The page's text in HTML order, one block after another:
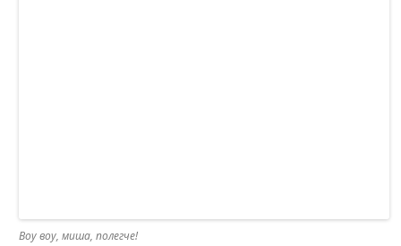
Воу воу, миша, полегче!